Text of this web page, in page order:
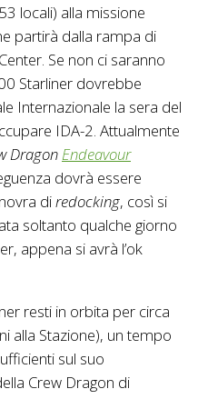
locali) alla missione
partirà dalla rampa di
Se non ci saranno
Starliner dovrebbe
Internazionale la sera del
IDA-2. Attualmente
DragonEndeavour
dovrà essere
diredocking, così si
soltanto qualche giorno
appena si avrà l’ok
resti in orbita per circa
alla Stazione), un tempo
sul suo
Crew Dragon di